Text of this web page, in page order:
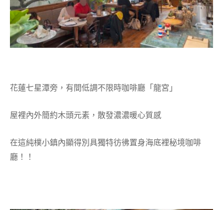
花蓮七星潭旁，有間低調不限時咖啡廳「龍宮」
屋裡內外簡約木頭元素，散發濃濃暖心質感
在這純樸小鎮內顯得別具獨特彷彿置身海底裡秘境咖啡
廳！！